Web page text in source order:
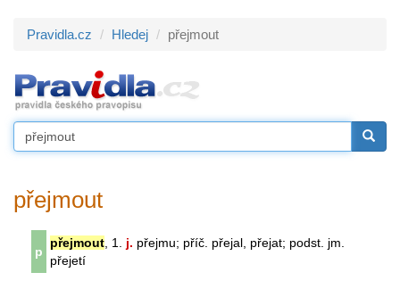
Pravidla.cz Hledej přejmout
přejmout
p
přejmout , 1. j. přejmu; příč. přejal, přejat; podst. jm.
přejetí